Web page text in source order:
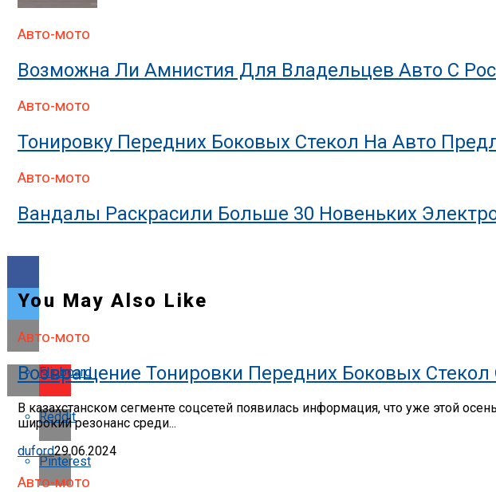
Авто-мото
Возможна Ли Амнистия Для Владельцев Авто С
Авто-мото
Тонировку Передних Боковых Стекол На Авто
Авто-мото
Вандалы Раскрасили Больше 30 Новеньких
Flipboard
Reddit
Pinterest
You May Also Like
Авто-мото
Возвращение Тонировки Передних Боковых Стекол
В казахстанском сегменте соцсетей появилась информация, что уже этой
широкий резонанс среди...
duford29.06.2024
Авто-мото